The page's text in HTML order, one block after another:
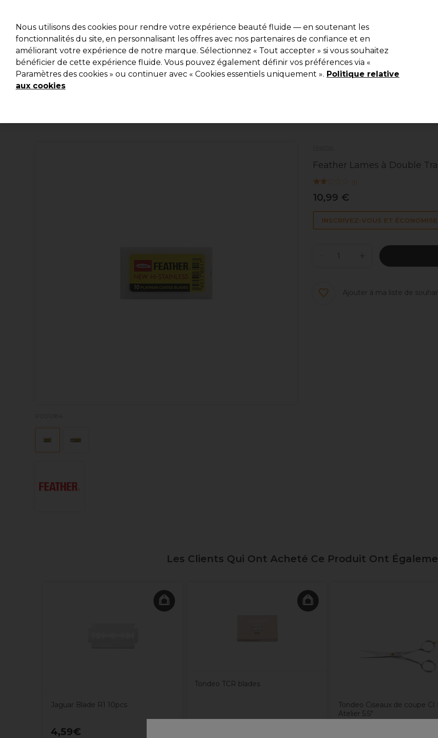
Rechercher
Marques Bons plans 🌟 Coiffure Electro et Matériel Beauté Equipement de salon Hommes
Livraison le lendemain*
Après expédition, du lundi au vendredi
Livraison Gratuite
Feather Lames à Double
(1)
10,99 €
INSCRIVEZ-VOUS ET
Ajouter à ma liste de
Les Clients Qui Ont Acheté Ce Produit Ont
Jaguar Blade R1 10pcs
4,59€
Tondeo TCR blades
Tondeo Ciseaux de coupe CI
Atelier 5.5"
Nous utilisons des cookies pour rendre votre expérience beauté fluide — en soutenant les
fonctionnalités du site, en personnalisant les offres avec nos partenaires de confiance et en
améliorant votre expérience de notre marque. Sélectionnez « Tout accepter » si vous souhaitez
bénéficier de cette expérience fluide. Vous pouvez également définir vos préférences via «
Paramètres des cookies » ou continuer avec « Cookies essentiels uniquement ». Politique relative
aux cookies